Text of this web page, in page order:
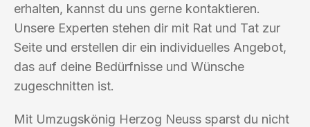
erhalten, kannst du uns gerne kontaktieren.
Unsere Experten stehen dir mit Rat und Tat zur
Seite und erstellen dir ein individuelles Angebot,
das auf deine Bedürfnisse und Wünsche
zugeschnitten ist.
Mit Umzugskönig Herzog Neuss sparst du nicht